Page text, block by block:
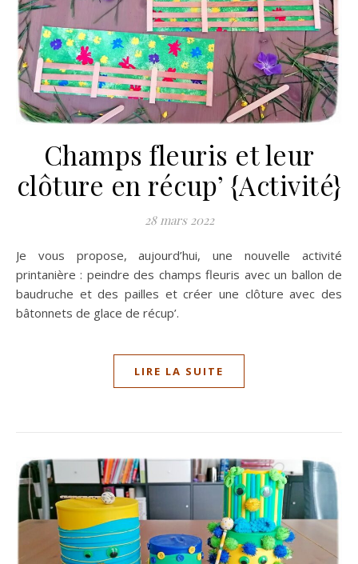
Champs fleuris et leur
clôture en récup’ {Activité}
28 mars 2022
Je vous propose, aujourd’hui, une nouvelle activité
printanière : peindre des champs fleuris avec un ballon de
baudruche et des pailles et créer une clôture avec des
bâtonnets de glace de récup’.
LIRE LA SUITE